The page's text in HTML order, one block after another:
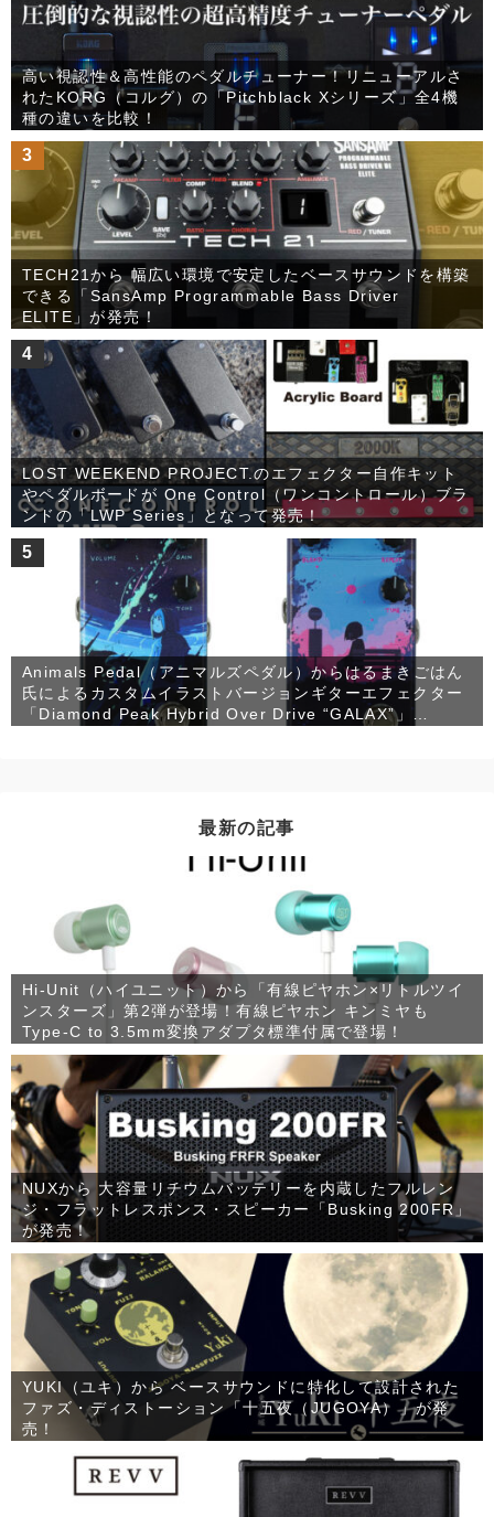
高い視認性＆高性能のペダルチューナー！リニューアルさ
れたKORG（コルグ）の「Pitchblack Xシリーズ」全4機
種の違いを比較！
3
TECH21から 幅広い環境で安定したベースサウンドを構築
できる「SansAmp Programmable Bass Driver
ELITE」が発売！
4
LOST WEEKEND PROJECT.のエフェクター自作キット
やペダルボードが One Control（ワンコントロール）ブラ
ンドの「LWP Series」となって発売！
5
Animals Pedal（アニマルズペダル）からはるまきごはん
氏によるカスタムイラストバージョンギターエフェクター
「Diamond Peak Hybrid Over Drive “GALAX”」
最新の記事
Hi-Unit（ハイユニット）から「有線ピヤホン×リトルツイ
ンスターズ」第2弾が登場！有線ピヤホン キンミヤも
Type-C to 3.5mm変換アダプタ標準付属で登場！
NUXから 大容量リチウムバッテリーを内蔵したフルレン
ジ・フラットレスポンス・スピーカー「Busking 200FR」
が発売！
YUKI（ユキ）から ベースサウンドに特化して設計された
ファズ・ディストーション「十五夜（JUGOYA）」が発
売！